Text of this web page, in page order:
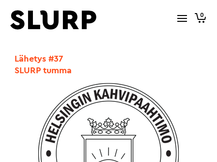
0
Lähetys #37
SLURP tumma